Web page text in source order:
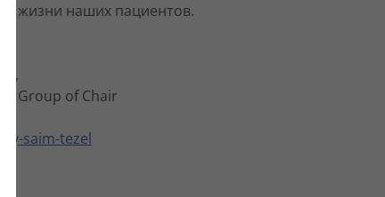
жизни наших пациентов.
Group of Chair
saim-tezel